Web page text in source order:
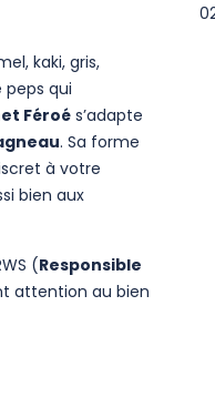
kaki, gris,
qui
Féroé s’adapte
. Sa forme
à votre
bien aux
(Responsible
attention au bien